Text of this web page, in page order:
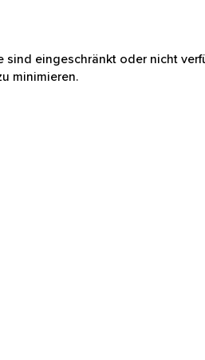
eingeschränkt oder nicht
minimieren.